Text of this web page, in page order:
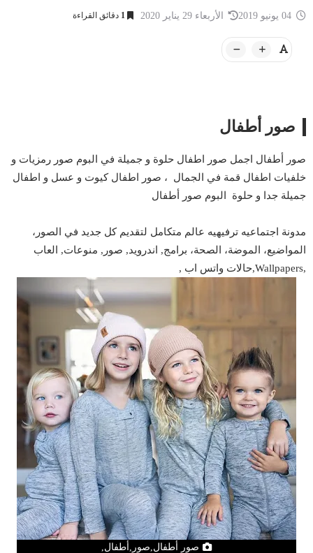
الأربعاء 29 يناير 2020 1 دقائق القراءة
صور أطفال
صور أطفال اجمل صور اطفال حلوة و جميلة في البوم صور رمزيات و
خلفيات اطفال قمة في الجمال ، صور اطفال كيوت و عسل و اطفال
جميلة جدا و حلوة البوم صور أطفال
مدونة اجتماعيه ترفيهيه عالم متكامل لتقديم كل جديد في الصور،
المواضيع، الموضة، الصحة، برامج, اندرويد, صور, منوعات, العاب
,Wallpapers,حالات واتس اب ,
صور أطفال,صور,أطفال,